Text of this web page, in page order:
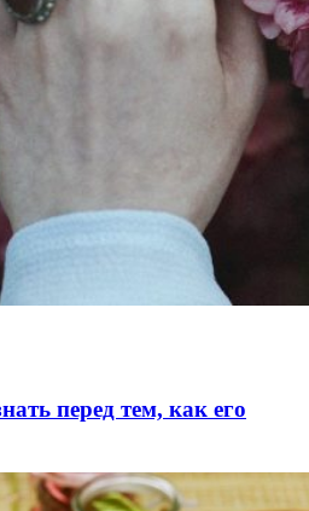
перед тем, как его